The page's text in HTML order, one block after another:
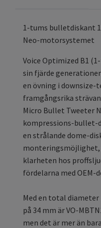
1-tums bulletdiskant
Neo-motorsystemet
Voice Optimized B1
sin fjärde
en övning i downsize-
framgångsrika
Micro Bullet Tweeter
kompressions-bullet-
en strålande dome-
monteringsmöjlighet,
klarheten hos
fördelarna med OEM-
Med en total
på 34 mm är VO-
men det är mer än